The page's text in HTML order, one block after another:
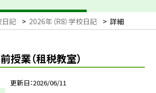
日記 > 2026年（R8）学校日記 > 詳細
授業（租税教室）
更新日 2026/06/11